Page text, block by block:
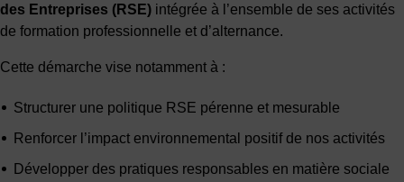
des Entreprises (RSE) intégrée à l’ensemble de ses activités
de formation professionnelle et d’alternance.
Cette démarche vise notamment à :
Structurer une politique RSE pérenne et mesurable
Renforcer l’impact environnemental positif de nos activités
Développer des pratiques responsables en matière sociale